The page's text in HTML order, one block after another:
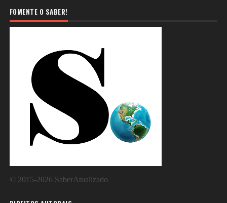
FOMENTE O SABER!
© 2015-2026 SaberAtualizado